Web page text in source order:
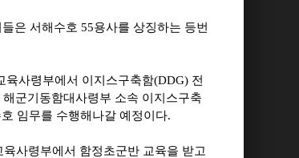
들은 서해수호 55용사를 상징하는 등번
육사령부에서 이지스구축함(DDG) 전
군기동함대사령부 소속 이지스구축
임무를 수행해나갈 예정이다.
사령부에서 함정초군반 교육을 받고